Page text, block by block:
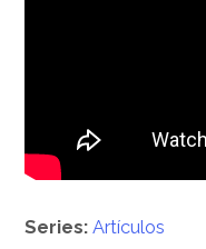
Series:Artículos